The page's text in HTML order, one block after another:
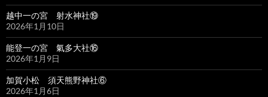
越中一の宮 射水神社⑲
2026年1月10日
能登一の宮 氣多大社⑯
2026年1月9日
加賀小松 須天熊野神社⑥
2026年1月6日